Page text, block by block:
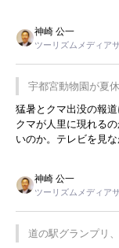
をした時は、移動は
用してホテル代を浮
す。若い人が夜行バ
が残らないのかなと
神崎 公一
ツーリズムメディア
宇都宮動物園が夏
開催
猛暑とクマ出没の報
クマが人里に現れる
いのか。テレビを見
んてことは、冗談で
神崎 公一
ツーリズムメディア
道の駅グランプリ